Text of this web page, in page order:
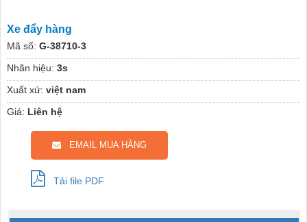
Xe đẩy hàng
Mã số: G-38710-3
Nhãn hiệu: 3s
Xuất xứ: việt nam
Giá: Liên hệ
EMAIL MUA HÀNG
Tải file PDF